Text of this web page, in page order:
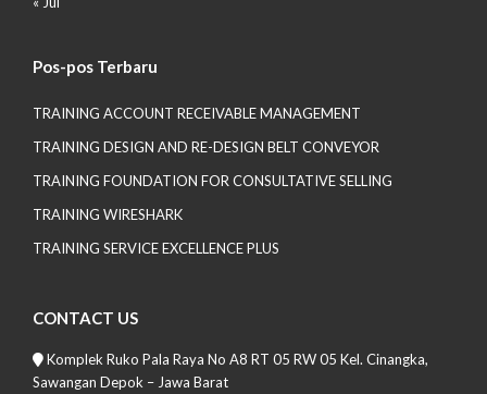
Pos-pos Terbaru
TRAINING ACCOUNT RECEIVABLE MANAGEMENT
TRAINING DESIGN AND RE-DESIGN BELT CONVEYOR
TRAINING FOUNDATION FOR CONSULTATIVE SELLING
TRAINING WIRESHARK
TRAINING SERVICE EXCELLENCE PLUS
CONTACT US
Komplek Ruko Pala Raya No A8 RT 05 RW 05 Kel. Cinangka,
Sawangan Depok – Jawa Barat